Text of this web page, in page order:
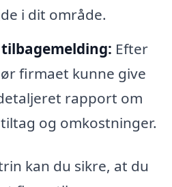
i dit område.
Efter
firmaet kunne give
rapport om
og omkostninger.
kan du sikre, at du